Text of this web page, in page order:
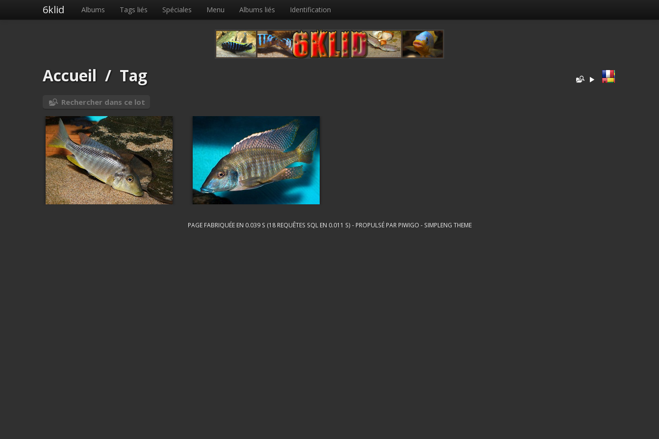
6klid Albums Tags liés Spéciales Menu Albums liés Identification
Accueil / Tag
Rechercher dans ce lot
PAGE FABRIQUÉE EN 0.039 S (18 REQUÊTES SQL EN 0.011 S) - PROPULSÉ PAR PIWIGO - SIMPLENG THEME